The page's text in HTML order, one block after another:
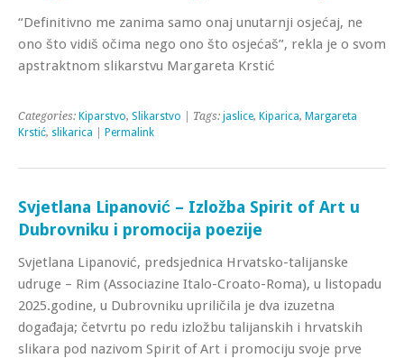
“Definitivno me zanima samo onaj unutarnji osjećaj, ne
ono što vidiš očima nego ono što osjećaš”, rekla je o svom
apstraktnom slikarstvu Margareta Krstić
Categories: Kiparstvo, Slikarstvo | Tags: jaslice, Kiparica, Margareta
Krstić, slikarica Permalink
Svjetlana Lipanović – Izložba Spirit of Art u
Dubrovniku i promocija poezije
Svjetlana Lipanović, predsjednica Hrvatsko-talijanske
udruge – Rim (Associazine Italo-Croato-Roma), u listopadu
2025.godine, u Dubrovniku upriličila je dva izuzetna
događaja; četvrtu po redu izložbu talijanskih i hrvatskih
slikara pod nazivom Spirit of Art i promociju svoje prve